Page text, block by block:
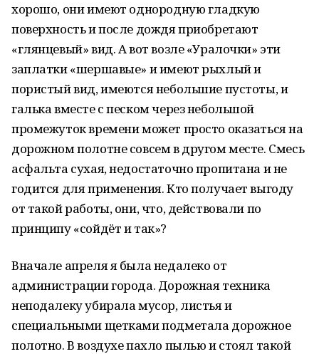
хорошо, они имеют однородную гладкую
поверхность и после дождя приобретают
«глянцевый» вид. А вот возле «Уралочки» эти
заплатки «шершавые» и имеют рыхлый и
пористый вид, имеются небольшие пустоты, и
галька вместе с песком через небольшой
промежуток времени может просто оказаться на
дорожном полотне совсем в другом месте. Смесь
асфальта сухая, недостаточно пропитана и не
годится для применения. Кто получает выгоду
от такой работы, они, что, действовали по
принципу «сойдёт и так»?
Вначале апреля я была недалеко от
администрации города. Дорожная техника
неподалеку убирала мусор, листья и
специальными щетками подметала дорожное
полотно. В воздухе пахло пылью и стоял такой